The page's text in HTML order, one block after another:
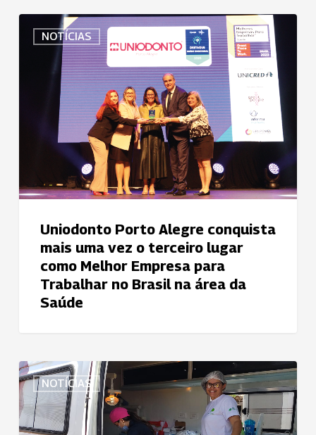
NOTÍCIAS
Uniodonto
Porto
conquista
lugar
Melhor
Empresa
Trabalhar
da
Saúde
Uniodonto Porto Alegre conquista
mais uma vez o terceiro lugar
como Melhor Empresa para
Trabalhar no Brasil na área da
Saúde
NOTÍCIAS
Uniodonto
Sul
Goiano
realiza